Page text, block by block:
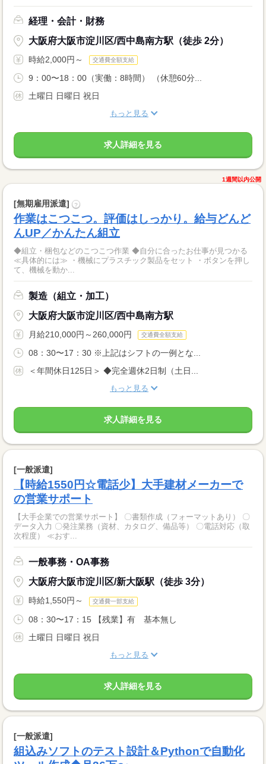
経理・会計・財務
大阪府大阪市淀川区/西中島南方駅（徒歩 2分）
時給2,000円～ 交通費全額支給
9：00〜18：00（実働：8時間） （休憩60分...
土曜日 日曜日 祝日
もっと見る
求人詳細を見る
1週間以内公開
[無期雇用派遣] ?
作業はこつこつ。評価はしっかり。給与どんど
んUP／かんたん組立
◆組立・梱包などのこつこつ作業 ◆自分に合ったお仕事が見つかる
≪具体的には≫ ・機械にプラスチック製品をセット ・ボタンを押し
て、機械を動か...
製造（組立・加工）
大阪府大阪市淀川区/西中島南方駅
月給210,000円～260,000円 交通費全額支給
08：30〜17：30 ※上記はシフトの一例とな...
＜年間休日125日＞ ◆完全週休2日制（土日...
もっと見る
求人詳細を見る
[一般派遣]
【時給1550円☆電話少】大手建材メーカーで
の営業サポート
【大手企業での営業サポート】 〇書類作成（フォーマットあり） 〇
データ入力 〇発注業務（資材、カタログ、備品等） 〇電話対応（取
次程度） ≪おす...
一般事務・OA事務
大阪府大阪市淀川区/新大阪駅（徒歩 3分）
時給1,550円～ 交通費一部支給
08：30〜17：15 【残業】有 基本無し
土曜日 日曜日 祝日
もっと見る
求人詳細を見る
[一般派遣]
組込みソフトのテスト設計＆Pythonで自動化